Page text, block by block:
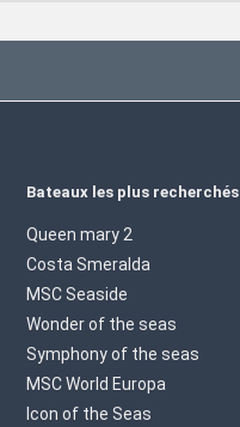
Bateaux les plus recherchés
Queen mary 2
Costa Smeralda
MSC Seaside
Wonder of the seas
Symphony of the seas
MSC World Europa
Icon of the Seas